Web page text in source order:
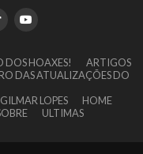
DOS HOAXES!
ARTIGOS
DAS ATUALIZAÇÕES DO
GILMAR LOPES
HOME
ULTIMAS